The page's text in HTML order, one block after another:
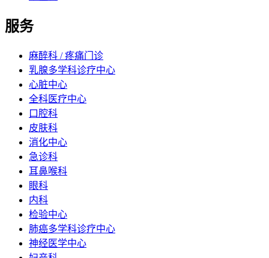
服务
麻醉科 / 疼痛门诊
乳腺多学科诊疗中心
心脏中心
全科医疗中心
口腔科
皮肤科
消化中心
急诊科
耳鼻喉科
眼科
内科
检验中心
肺癌多学科诊疗中心
神经医学中心